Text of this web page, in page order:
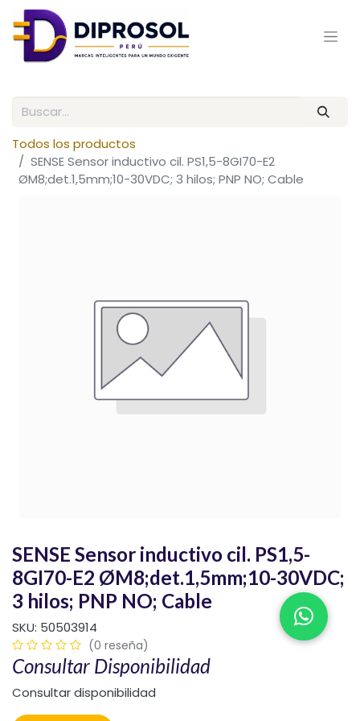
Todos los productos
SENSE Sensor inductivo cil. PS1,5-8GI70-E2
ØM8;det.1,5mm;10-30VDC; 3 hilos; PNP NO; Cable
SENSE Sensor inductivo cil. PS1,5-
8GI70-E2 ØM8;det.1,5mm;10-30VDC;
3 hilos; PNP NO; Cable
SKU: 50503914
(0 reseña)
Consultar Disponibilidad
Consultar disponibilidad